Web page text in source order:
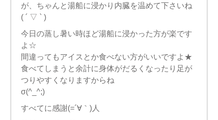
が、ちゃんと湯船に浸かり内臓を温めて下さいね
( ´ ▽ ` )
今日の蒸し暑い時ほど湯船に浸かった方が楽です
よ☆
間違ってもアイスとか食べない方がいいですよ★
食べてしまうと余計に身体がだるくなったり足が
つりやすくなりますからね
σ(^_^;)
すべてに感謝(=´∀｀)人